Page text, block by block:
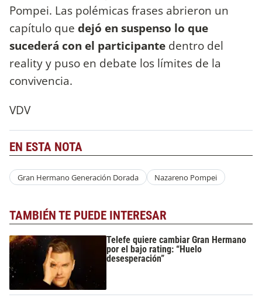
Pompei. Las polémicas frases abrieron un
capítulo que dejó en suspenso lo que
sucederá con el participante dentro del
reality y puso en debate los límites de la
convivencia.
VDV
EN ESTA NOTA
Gran Hermano Generación Dorada Nazareno Pompei
TAMBIÉN TE PUEDE INTERESAR
Telefe quiere cambiar Gran Hermano
por el bajo rating: “Huelo
desesperación”